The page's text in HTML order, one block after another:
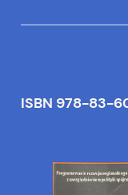
ISBN 978-83-